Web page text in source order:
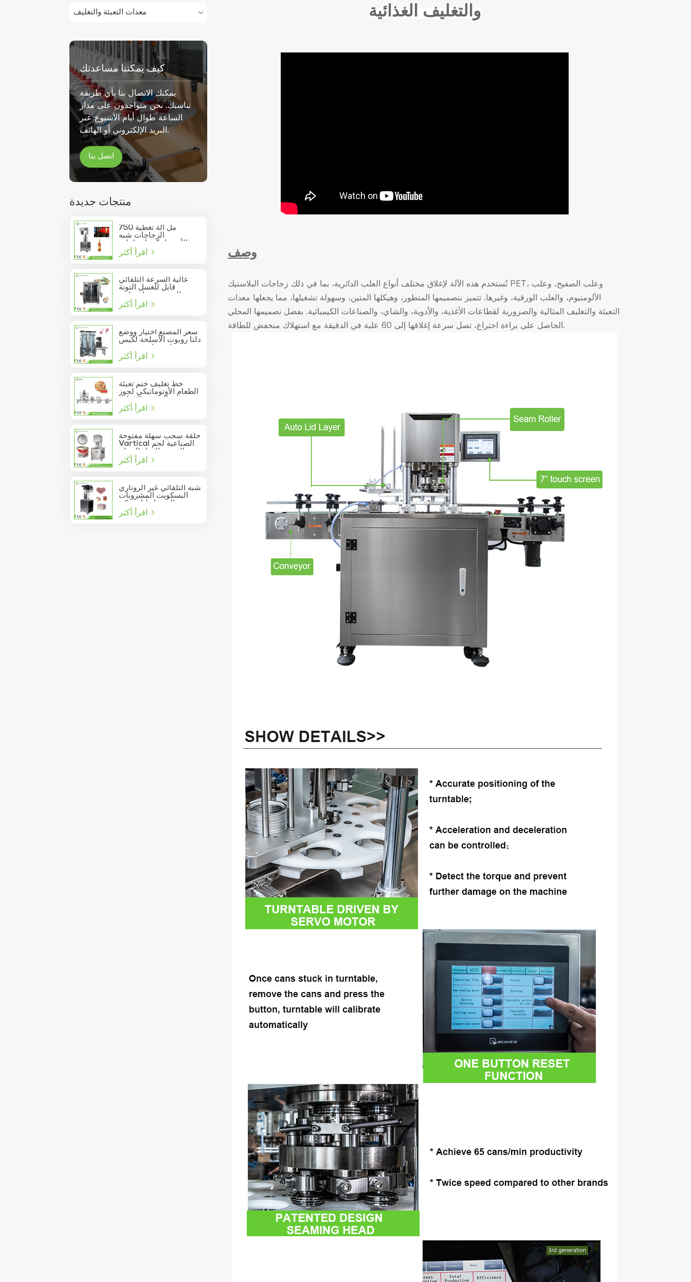
معدات التعبئة والتغليف
كيف يمكننا مساعدتك
يمكنك الاتصال بنا بأي طريقة
تناسبك. نحن متواجدون على مدار
الساعة طوال أيام الأسبوع عبر
البريد الإلكتروني أو الهاتف.
اتصل بنا
منتجات جديدة
750 مل آلة تغطية
الزجاجات شبه
الأوتوماتيكية لزجاجات
النبيذ الزجاجية
عالية السرعة التلقائي
قابل للغسل التونة
السردين فراغ حاوية
المأكولات البحرية القصدير
يمكن السدادة
سعر المصنع اختيار ووضع
دلتا روبوت الأسلحة لكيس
عصا تتحرك في مربع
خط تغليف ختم تعبئة
الطعام الأوتوماتيكي لجوز
حلقة سحب سهلة مفتوحة
Vartical الصناعية لحم
الخنزير الغداء الدجاج
صدور اللحوم الغذاء يمكن
فراغ آلة ختم
شبه التلقائي غير الروتاري
البسكويت المشروبات
عصير الصودا دليل يمكن
السدادة
والتغليف الغذائية
وصف
تُستخدم هذه الآلة لإغلاق مختلف أنواع العلب الدائرية، بما في ذلك زجاجات البلاستيك PET، وعلب الصفيح، وعلب
الألومنيوم، والعلب الورقية، وغيرها. تتميز بتصميمها المتطور، وهيكلها المتين، وسهولة تشغيلها، مما يجعلها معدات
التعبئة والتغليف المثالية والضرورية لقطاعات الأغذية، والأدوية، والشاي، والصناعات الكيميائية. بفضل تصميمها المحلي
الحاصل على براءة اختراع، تصل سرعة إغلاقها إلى 60 علبة في الدقيقة مع استهلاك منخفض للطاقة.